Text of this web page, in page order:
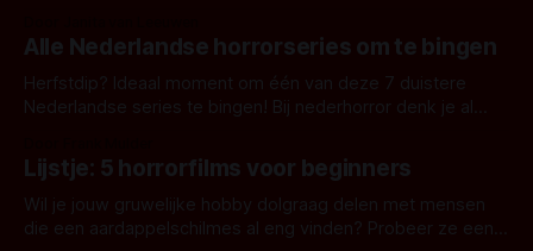
Alle Nederlandse horrorseries om te bingen
Herfstdip? Ideaal moment om één van deze 7 duistere
Nederlandse series te bingen! Bij nederhorror denk je al
Amsterdamned of The Johnsons. Maar Nederlandse horror
is niet beperkt tot films. Hier een aantal Nederlandse tv-
series uit het duistere of horrorgenre. Als
Lijstje: 5 horrorfilms voor beginners
Wil je jouw gruwelijke hobby dolgraag delen met mensen
die een aardappelschilmes al eng vinden? Probeer ze eens